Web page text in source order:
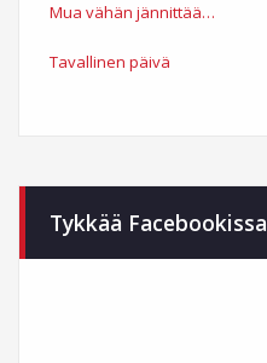
Mua vähän jännittää…
Tavallinen päivä
Tykkää Facebookissa